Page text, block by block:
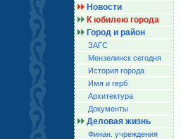
Новости
К юбилею города
Город и район
ЗАГС
Мензелинск сегодня
История города
Имя и герб
Архитектура
Документы
Деловая жизнь
Финан. учреждения